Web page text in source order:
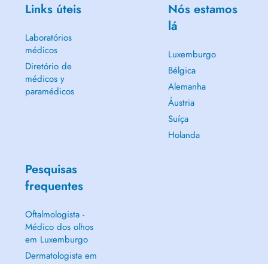
Links úteis
Laboratórios
médicos
Diretório de
médicos y
paramédicos
Nós estamos
lá
Luxemburgo
Bélgica
Alemanha
Áustria
Suíça
Holanda
Pesquisas
frequentes
Oftalmologista -
Médico dos olhos
em Luxemburgo
Dermatologista em